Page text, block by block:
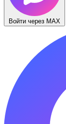
Войти через MAX